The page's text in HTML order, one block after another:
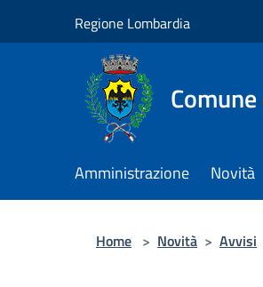
Regione Lombardia
Amministrazione Novità
Home > Novità > Avvisi